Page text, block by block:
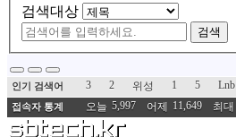
검색대상
검색
인기 검색어 3 2 위성 1 5 Lnb
접속자 통계 오늘 5,997 어제 11,649 최대